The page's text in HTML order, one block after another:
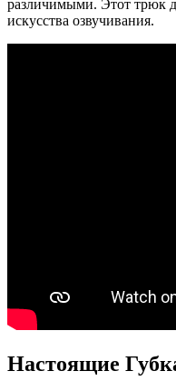
различимыми. Этот трюк
искусства озвучивания.
Настоящие